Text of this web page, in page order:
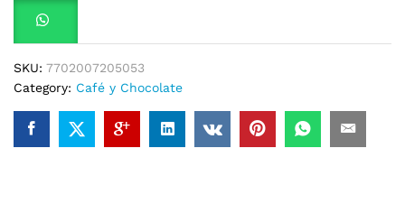
SKU: 7702007205053
Category: Café y Chocolate